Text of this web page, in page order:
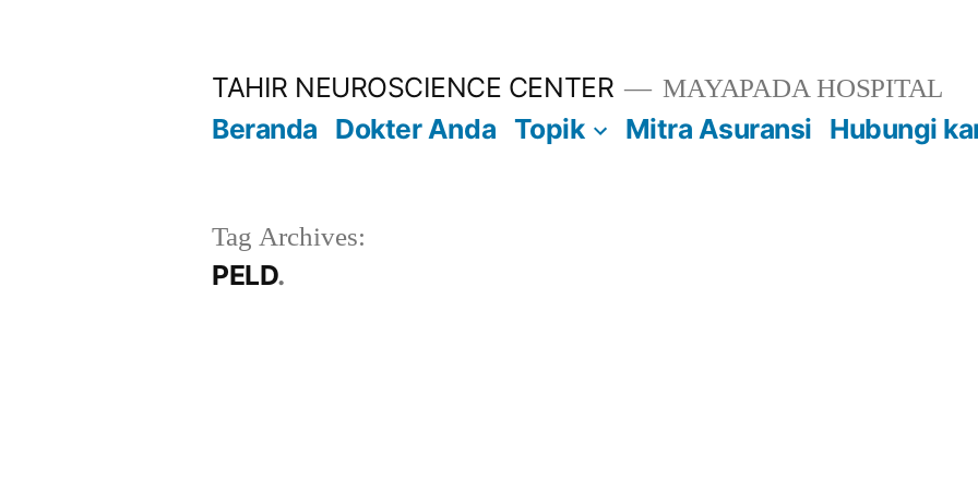
TAHIR NEUROSCIENCE CENTER MAYAPADA HOSPITAL
Beranda Dokter Anda Topik Mitra Asuransi Hubungi
Tag Archives:
PELD